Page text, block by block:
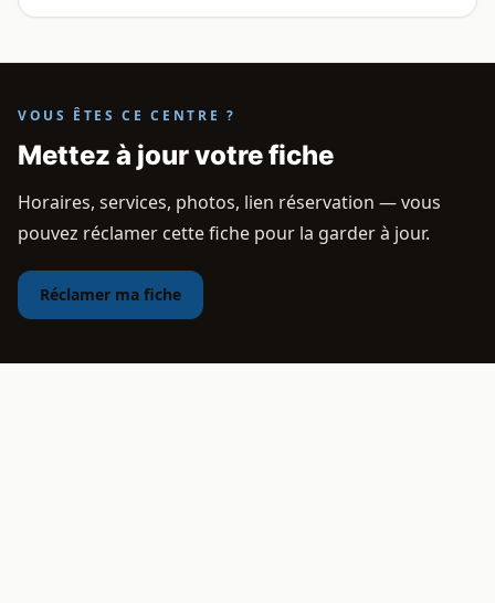
VOUS ÊTES CE CENTRE ?
Mettez à jour votre fiche
Horaires, services, photos, lien réservation — vous
pouvez réclamer cette fiche pour la garder à jour.
Réclamer ma fiche